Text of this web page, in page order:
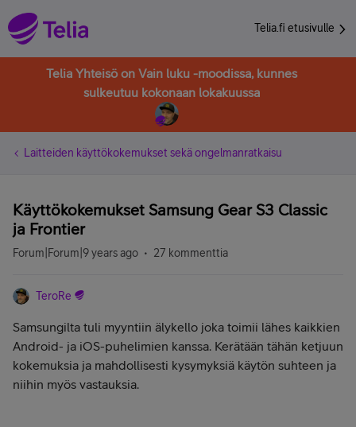
Telia.fi etusivulle
Telia Yhteisö on Vain luku -moodissa, kunnes
sulkeutuu kokonaan lokakuussa
Laitteiden käyttökokemukset sekä ongelmanratkaisu
Käyttökokemukset Samsung Gear S3 Classic
ja Frontier
Forum|Forum|9 years ago 27 kommenttia
TeroRe
Samsungilta tuli myyntiin älykello joka toimii lähes kaikkien
Android- ja iOS-puhelimien kanssa. Kerätään tähän ketjuun
kokemuksia ja mahdollisesti kysymyksiä käytön suhteen ja
niihin myös vastauksia.